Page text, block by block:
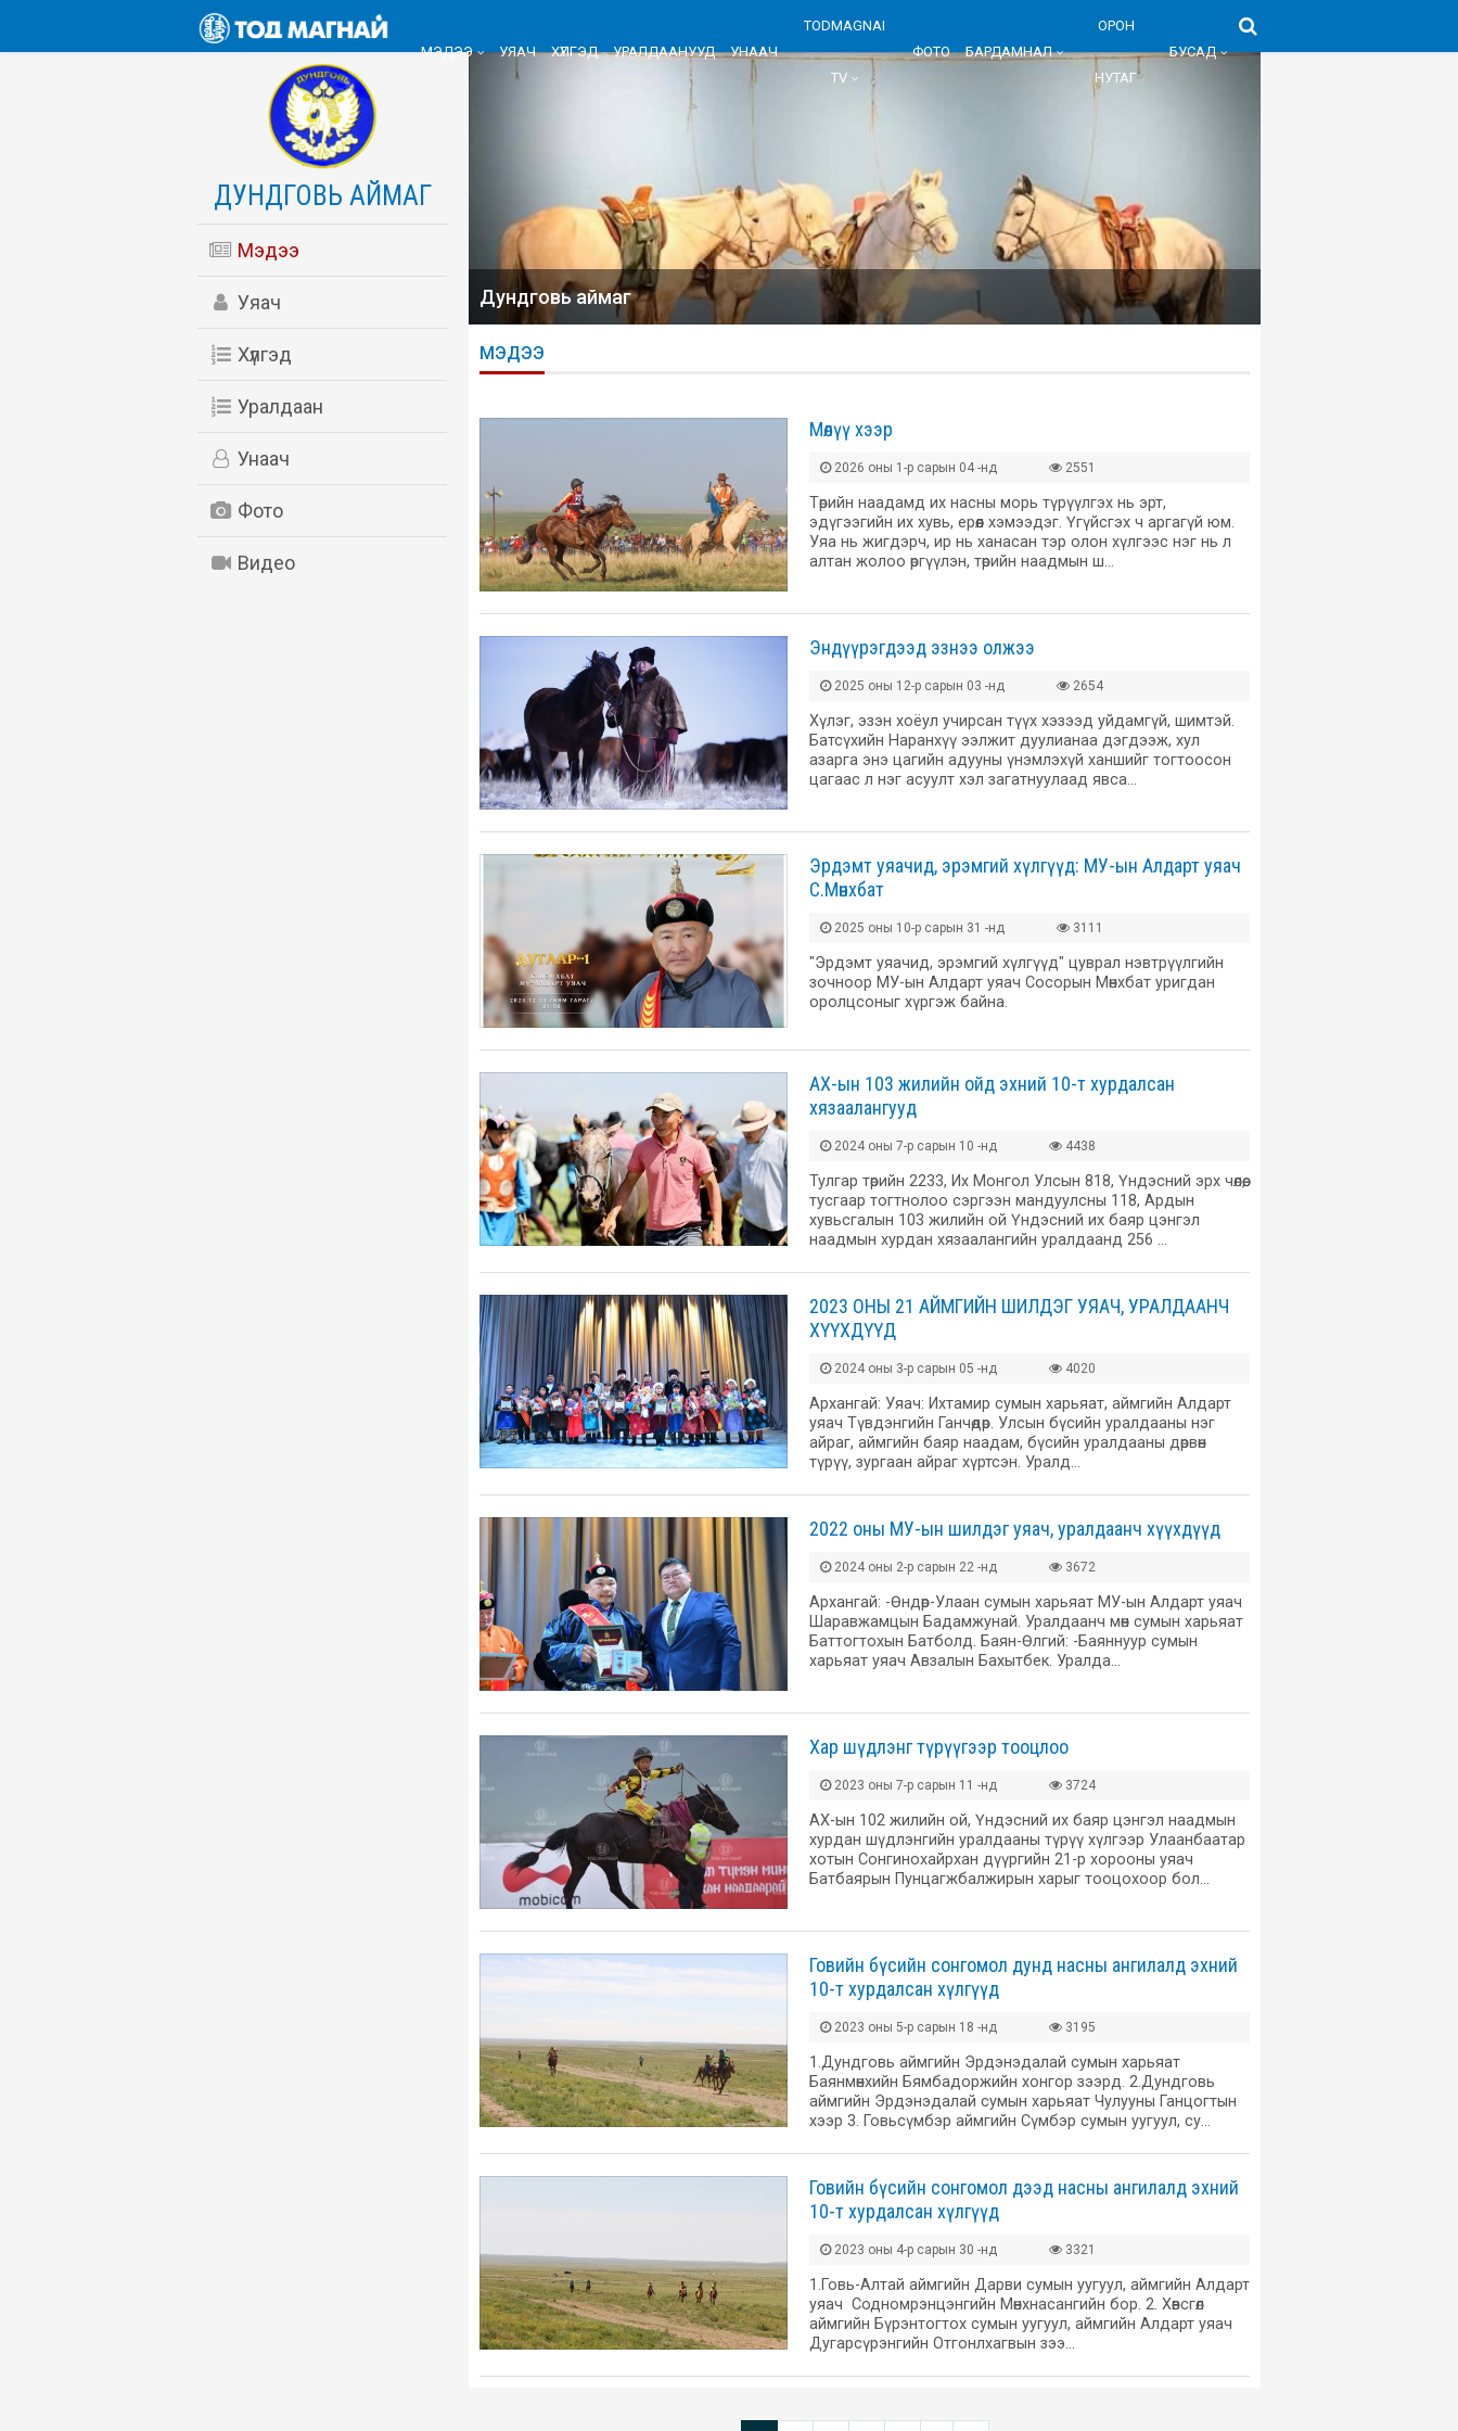
МЭДЭЭ УЯАЧ ХҮЛГЭД УРАЛДААНУУД УНААЧ
TODMAGNAI
TV
ФОТО БАРДАМНАЛ
ОРОН
НУТАГ
БУСАД
ДУНДГОВЬ АЙМАГ
Мэдээ
Уяач
Хүлгэд
Уралдаан
Унаач
Фото
Видео
Дундговь аймаг
МЭДЭЭ
Мөлүү хээр
2026 оны 1-р сарын 04 -нд 2551
Төрийн наадамд их насны морь түрүүлгэх нь эрт,
эдүгээгийн их хувь, ерөөл хэмээдэг. Үгүйсгэх ч аргагүй юм.
Уяа нь жигдэрч, ир нь ханасан тэр олон хүлгээс нэг нь л
алтан жолоо өргүүлэн, төрийн наадмын ш…
Эндүүрэгдээд эзнээ олжээ
2025 оны 12-р сарын 03 -нд 2654
Хүлэг, эзэн хоёул учирсан түүх хэзээд уйдамгүй, шимтэй.
Батсүхийн Наранхүү ээлжит дуулианаа дэгдээж, хул
азарга энэ цагийн адууны үнэмлэхүй ханшийг тогтоосон
цагаас л нэг асуулт хэл загатнуулаад явса…
Эрдэмт уяачид, эрэмгий хүлгүүд: МУ-ын Алдарт уяач
С.Мөнхбат
2025 оны 10-р сарын 31 -нд 3111
"Эрдэмт уяачид, эрэмгий хүлгүүд" цуврал нэвтрүүлгийн
зочноор МУ-ын Алдарт уяач Сосорын Мөнхбат уригдан
оролцсоныг хүргэж байна.
АХ-ын 103 жилийн ойд эхний 10-т хурдалсан
хязаалангууд
2024 оны 7-р сарын 10 -нд 4438
Тулгар төрийн 2233, Их Монгол Улсын 818, Үндэсний эрх чөлөө,
тусгаар тогтнолоо сэргээн мандуулсны 118, Ардын
хувьсгалын 103 жилийн ой Үндэсний их баяр цэнгэл
наадмын хурдан хязаалангийн уралдаанд 256 …
2023 ОНЫ 21 АЙМГИЙН ШИЛДЭГ УЯАЧ, УРАЛДААНЧ
ХҮҮХДҮҮД
2024 оны 3-р сарын 05 -нд 4020
Архангай: Уяач: Ихтамир сумын харьяат, аймгийн Алдарт
уяач Түвдэнгийн Ганчөдөр. Улсын бүсийн уралдааны нэг
айраг, аймгийн баяр наадам, бүсийн уралдааны дөрвөн
түрүү, зургаан айраг хүртсэн. Уралд…
2022 оны МУ-ын шилдэг уяач, уралдаанч хүүхдүүд
2024 оны 2-р сарын 22 -нд 3672
Архангай: -Өндөр-Улаан сумын харьяат МУ-ын Алдарт уяач
Шаравжамцын Бадамжунай. Уралдаанч мөн сумын харьяат
Баттогтохын Батболд. Баян-Өлгий: -Баяннуур сумын
харьяат уяач Авзалын Бахытбек. Уралда…
Хар шүдлэнг түрүүгээр тооцлоо
2023 оны 7-р сарын 11 -нд 3724
АХ-ын 102 жилийн ой, Үндэсний их баяр цэнгэл наадмын
хурдан шүдлэнгийн уралдааны түрүү хүлгээр Улаанбаатар
хотын Сонгинохайрхан дүүргийн 21-р хорооны уяач
Батбаярын Пунцагжбалжирын харыг тооцохоор бол…
Говийн бүсийн сонгомол дунд насны ангилалд эхний
10-т хурдалсан хүлгүүд
2023 оны 5-р сарын 18 -нд 3195
1.Дундговь аймгийн Эрдэнэдалай сумын харьяат
Баянмөнхийн Бямбадоржийн хонгор зээрд. 2.Дундговь
аймгийн Эрдэнэдалай сумын харьяат Чулууны Ганцогтын
хээр 3. Говьсүмбэр аймгийн Сүмбэр сумын уугуул, су…
Говийн бүсийн сонгомол дээд насны ангилалд эхний
10-т хурдалсан хүлгүүд
2023 оны 4-р сарын 30 -нд 3321
1.Говь-Алтай аймгийн Дарви сумын уугуул, аймгийн Алдарт
уяач Содномрэнцэнгийн Мөнхнасангийн бор. 2. Хөвсгөл
аймгийн Бүрэнтогтох сумын уугуул, аймгийн Алдарт уяач
Дугарсүрэнгийн Отгонлхагвын зээ…